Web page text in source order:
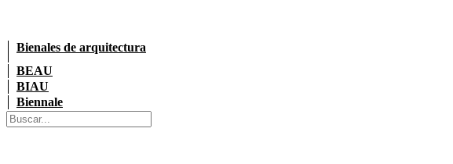
Bienales de arquitectura
BEAU
BIAU
Biennale